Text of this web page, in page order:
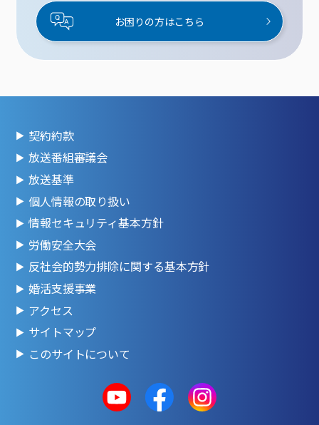
お困りの方はこちら
契約約款
放送番組審議会
放送基準
個人情報の取り扱い
情報セキュリティ基本方針
労働安全大会
反社会的勢力排除に関する基本方針
婚活支援事業
アクセス
サイトマップ
このサイトについて